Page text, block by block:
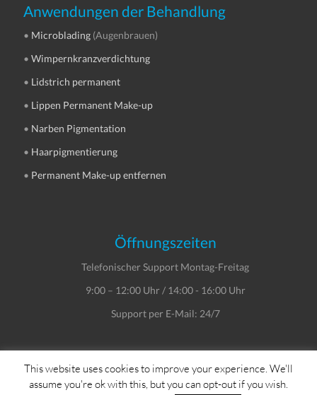
Anwendungen der Behandlung
• Microblading (Augenbrauen)
•Wimpernkranzverdichtung
• Lidstrich permanent
• Lippen Permanent Make-up
• Narben Pigmentation
• Haarpigmentierung
• Permanent Make-up entfernen
Öffnungszeiten
Telefonischer Support Montag-Freitag
9:00 – 12:00 Uhr / 14:00 - 16:00 Uhr
Support per E-Mail: 24/7
Copyright © Dein Service GmbH
This website uses cookies to improve your experience. We'll
assume you're ok with this, but you can opt-out if you wish.